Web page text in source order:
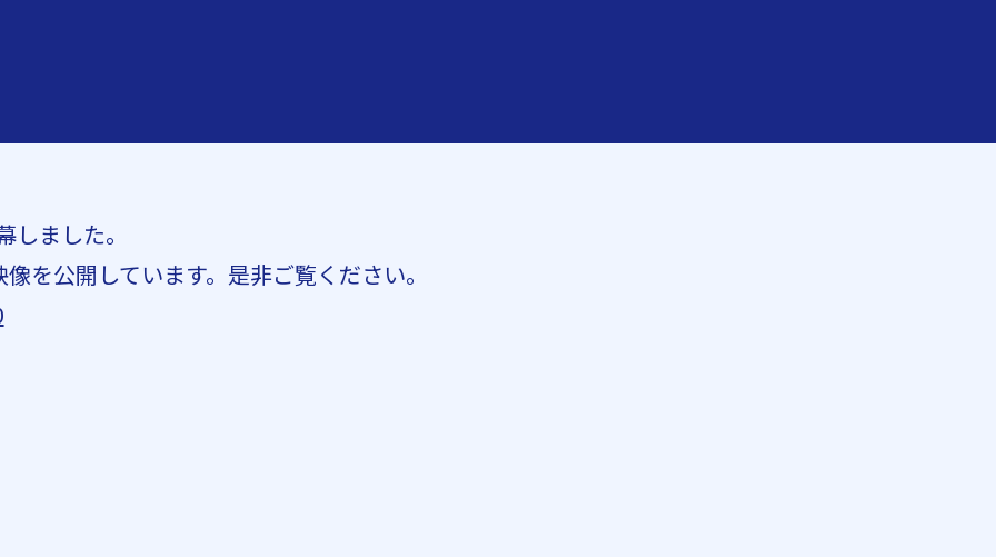
しました。
を公開しています。是非ご覧ください。